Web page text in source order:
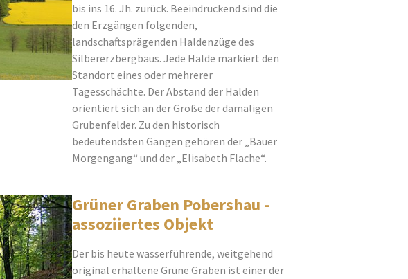
bis ins 16. Jh. zurück. Beeindruckend sind die
den Erzgängen folgenden,
landschaftsprägenden Haldenzüge des
Silbererzbergbaus. Jede Halde markiert den
Standort eines oder mehrerer
Tagesschächte. Der Abstand der Halden
orientiert sich an der Größe der damaligen
Grubenfelder. Zu den historisch
bedeutendsten Gängen gehören der „Bauer
Morgengang“ und der „Elisabeth Flache“.
Grüner Graben Pobershau -
assoziiertes Objekt
Der bis heute wasserführende, weitgehend
original erhaltene Grüne Graben ist einer der